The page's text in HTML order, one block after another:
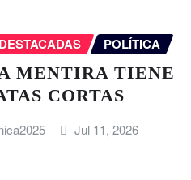
DESTACADAS POLÍTICA
MENTIRA TIENE
CORTAS
Jul 11, 2026